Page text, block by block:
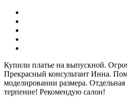
Купили платье на выпускной.
Прекрасный консультант Инна.
моделировании размера. Отдельная
терпение! Рекомендую салон!